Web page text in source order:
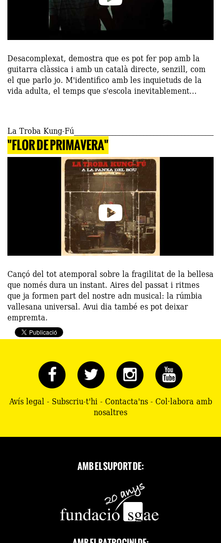
Desacomplexat, demostra que es pot fer pop amb la
guitarra clàssica i amb un català directe, senzill, com
el que parlo jo. M'identifico amb les inquietuds de la
vida adulta, el temps que s'escola inevitablement...
La Troba Kung-Fú
"FLOR DE PRIMAVERA"
Cançó del tot atemporal sobre la fragilitat de la bellesa
que només dura un instant. Aires del passat i ritmes
que ja formen part del nostre adn musical: la rúmbia
vallesana universal. Avui dia també es pot deixar
empremta.
Avís legal- Subscriu-t'hi-Contacta'ns-Col·labora amb
nosaltres
AMB EL SUPORT DE: